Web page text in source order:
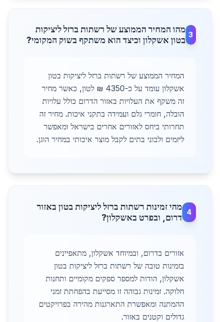
3
מהו המחיר הממוצע של רשתות ברזל ליציקות
בטון אשקלון וכיצד הוא משתקף בשוק המקומי?
המחיר הממוצע של רשתות ברזל ליציקות בטון
אשקלון עומד על כ-4350 ₪ לטון, כאשר מחיר
זה משקף את העלויות באזור הדרום כולל עלויות
הובלה, חומרי גלם ועמידה בתקני איכות. מחיר זה
תחרותי ביחס לאזורים אחרים בישראל ומאפשר
ליזמים ולבוני בתים לקבל מוצר איכותי במחיר הוגן.
4
מהי זמינות רשתות ברזל ליציקות בטון באזור
דרום, ובפרט באשקלון?
אזורים בדרום, ובמיוחד אשקלון, מתאפיינים
בזמינות טובה של רשתות ברזל ליציקות בטון
אשקלון, הודות למספר ספקים מקומיים ותחנות
חלוקה. זמינות גבוהה זו מסייעת בהפחתת זמני
ההמתנה ומאפשרת התארגנות מהירה בפרויקטים
גדולים וקטנים באזור.